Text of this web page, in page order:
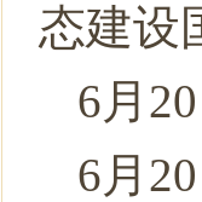
态建设
6月
6月